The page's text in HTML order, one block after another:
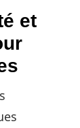
et